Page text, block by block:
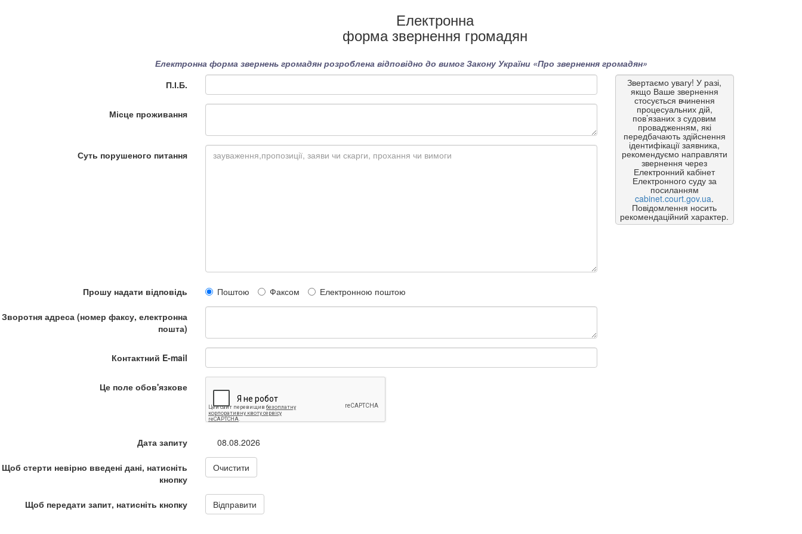
Електронна
форма звернення громадян
Електронна форма звернень громадян розроблена відповідно до вимог Закону України «Про звернення громадян»
П.І.Б.
Місце проживання
Суть порушеного питання
Прошу надати відповідь Поштою Факсом Електронною поштою
Зворотня адреса (номер факсу, електронна
пошта)
Контактний E-mail
Це поле обов'язкове
Дата запиту 08.08.2026
Щоб стерти невірно введені дані, натисніть
кнопку
Очистити
Щоб передати запит, натисніть кнопку Відправити
Звертаємо увагу! У разі,
якщо Ваше звернення
стосується вчинення
процесуальних дій,
пов’язаних з судовим
провадженням, які
передбачають здійснення
ідентифікації заявника,
рекомендуємо направляти
звернення через
Електронний кабінет
Електронного суду за
посиланням
cabinet.court.gov.ua.
Повідомлення носить
рекомендаційний характер.